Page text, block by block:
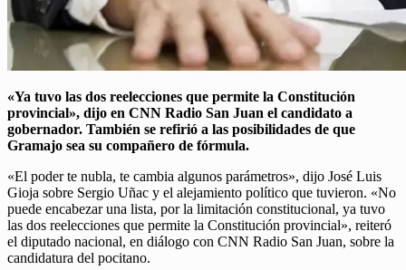
«Ya tuvo las dos reelecciones que permite la Constitución
provincial», dijo en CNN Radio San Juan el candidato a
gobernador. También se refirió a las posibilidades de que
Gramajo sea su compañero de fórmula.
«El poder te nubla, te cambia algunos parámetros», dijo José Luis
Gioja sobre Sergio Uñac y el alejamiento político que tuvieron. «No
puede encabezar una lista, por la limitación constitucional, ya tuvo
las dos reelecciones que permite la Constitución provincial», reiteró
el diputado nacional, en diálogo con CNN Radio San Juan, sobre la
candidatura del pocitano.